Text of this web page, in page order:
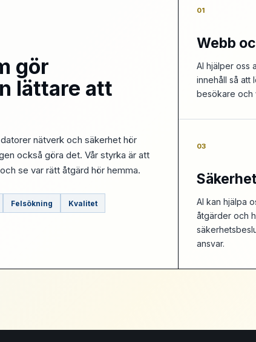
gör
lättare att
nätverk och säkerhet hör
också göra det. Vår styrka är att
se var rätt åtgärd hör hemma.
Felsökning Kvalitet
01
Webb
AI hjälper oss
innehåll så att
besökare och
03
AI kan hjälpa
åtgärder och
ansvar.